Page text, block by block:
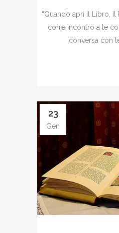
“Quando apri il Libro, il
corre incontro a te
conversa con
23
Gen